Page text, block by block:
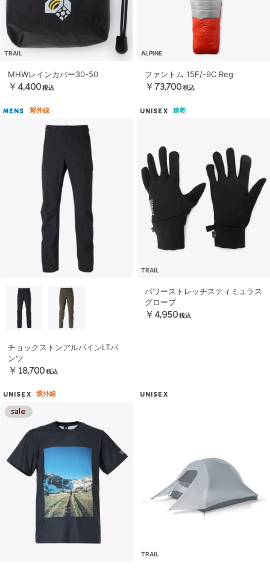
TRAIL
MHWレインカバー30-50
￥4,400 税込
ALPINE
ファントム 15F/-9C Reg
￥73,700 税込
MENS 紫外線
チョックストンアルパインLTパ
ンツ
￥18,700 税込
UNISEX 速乾
TRAIL
パワーストレッチスティミュラス
グローブ
￥4,950 税込
UNISEX 紫外線 UNISEX
TRAIL